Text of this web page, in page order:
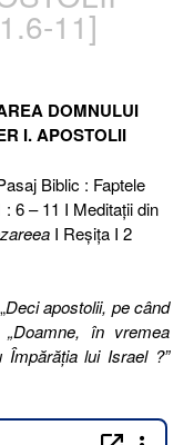
11]
DOMNULUI
I. APOSTOLII
Biblic : Faptele
: 6 – 11 I Meditaţii din
I Reşiţa I 2
Deci apostolii, pe când
în vremea
lui Israel ?”